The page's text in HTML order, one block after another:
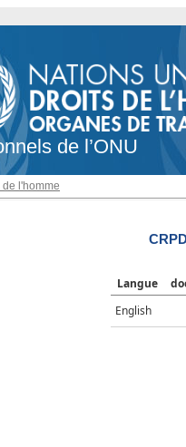
de l’ONU
l'homme
Langue
English